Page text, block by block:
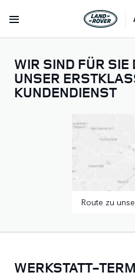
WIR SIND FÜR SIE
UNSER
KUNDENDIENST
Route zu
WERKSTATT-